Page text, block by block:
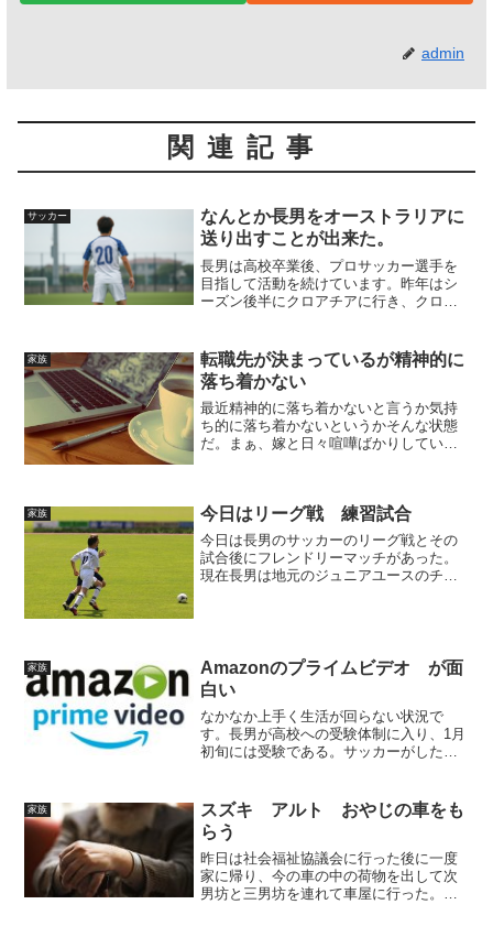
admin
関連記事
サッカー
なんとか長男をオーストラリアに
送り出すことが出来た。
長男は高校卒業後、プロサッカー選手を
目指して活動を続けています。昨年はシ
ーズン後半にクロアチアに行き、クロア
資金を為て、2月末にやっとオーストラリ
アへ渡航しました。...
家族
転職先が決まっているが精神的に
落ち着かない
最近精神的に落ち着かないと言うか気持
ち的に落ち着かないというかそんな状態
だ。まぁ、嫁と日々喧嘩ばかりしている
喜びもしないし「良かったね...
家族 今日はリーグ戦 練習試合
今日は長男のサッカーのリーグ戦とその
試合後にフレンドリーマッチがあった。
現在長男は地元のジュニアユースのチー
家族
Amazonのプライムビデオ が面
白い
なかなか上手く生活が回らない状況で
す。長男が高校への受験体制に入り、1月
初旬には受験である。サッカーがしたい
受験である。セレクション後担当コーチ
と電話で話をしたのだが、一...
家族
スズキ アルト おやじの車をも
らう
昨日は社会福祉協議会に行った後に一度
家に帰り、今の車の中の荷物を出して次
男坊と三男坊を連れて車屋に行った。お